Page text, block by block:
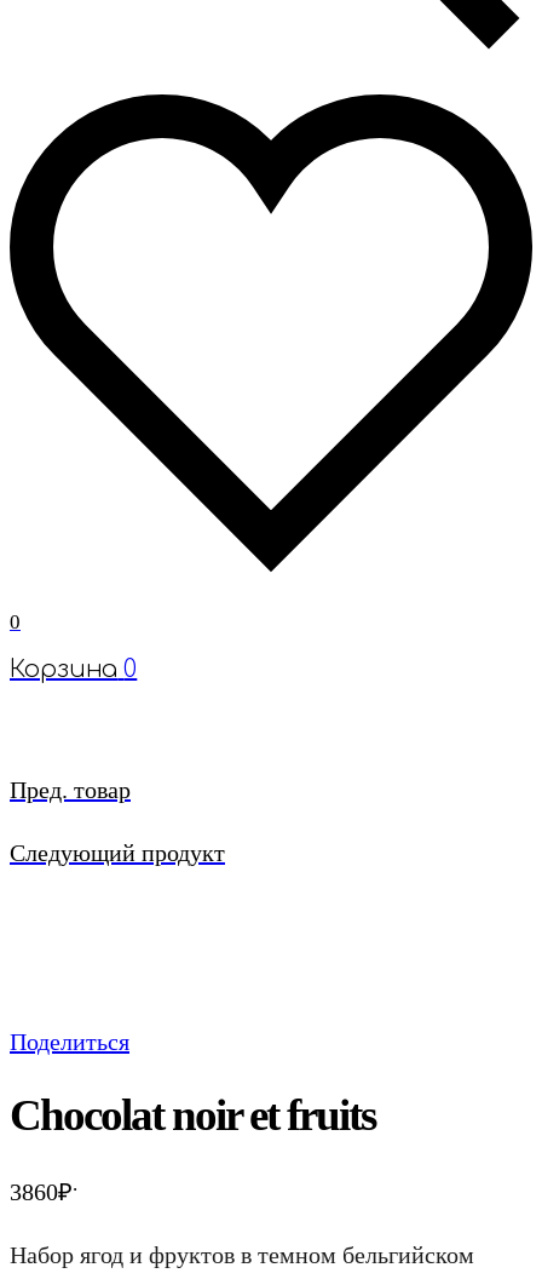
0
Корзина 0
Пред. товар
Следующий продукт
Поделиться
Chocolat noir et fruits
3860₽.
Набор ягод и фруктов в темном бельгийском